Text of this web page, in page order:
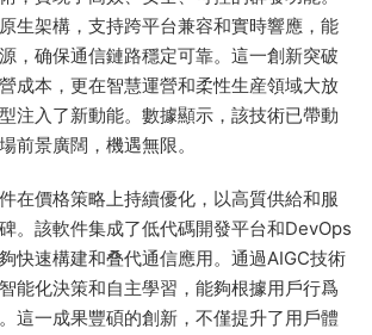
生架構，支持跨平台兼容和實時響應，能
，确保通信鏈路穩定可靠。這一創新突破
成本，更在智慧運營和柔性生産領域大放
注入了新動能。數據顯示，該技術已帶動
前景廣闊，機遇無限。
在價格策略上持續優化，以高質供給和服
。該軟件集成了低代碼開發平台和DevOps
快速構建和叠代通信應用。通過AIGC技術
能化決策和自主學習，能夠根據用戶行爲
這一成果豐碩的創新，不僅提升了用戶體